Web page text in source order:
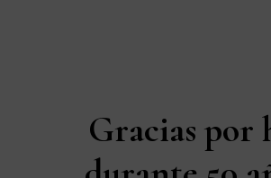
Gracias por